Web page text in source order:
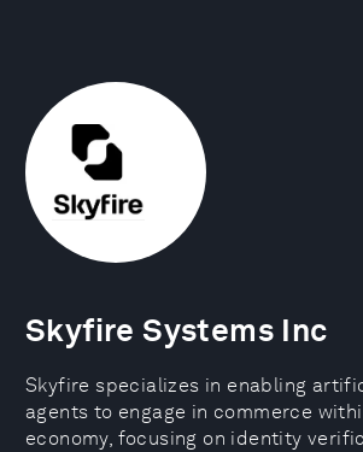
Skyfire Systems Inc
Skyfire specializes in enabling
agents to engage in commerce
economy, focusing on identity